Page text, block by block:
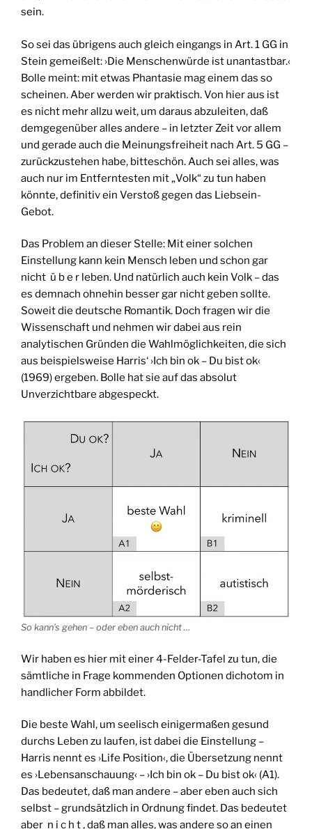
sein.
So sei das übrigens auch gleich eingangs in Art. 1 GG in
Stein gemeißelt: ›Die Menschenwürde ist unantastbar.‹
Bolle meint: mit etwas Phantasie mag einem das so
scheinen. Aber werden wir praktisch. Von hier aus ist
es nicht mehr allzu weit, um daraus abzuleiten, daß
demgegenüber alles andere – in letzter Zeit vor allem
und gerade auch die Meinungsfreiheit nach Art. 5 GG –
zurückzustehen habe, bitteschön. Auch sei alles, was
auch nur im Entferntesten mit „Volk“ zu tun haben
könnte, definitiv ein Verstoß gegen das Liebsein-
Gebot.
Das Problem an dieser Stelle: Mit einer solchen
Einstellung kann kein Mensch leben und schon gar
nicht ü b e r leben. Und natürlich auch kein Volk – das
es demnach ohnehin besser gar nicht geben sollte.
Soweit die deutsche Romantik. Doch fragen wir die
Wissenschaft und nehmen wir dabei aus rein
analytischen Gründen die Wahlmöglichkeiten, die sich
aus beispielsweise Harris‘ ›Ich bin ok – Du bist ok‹
(1969) ergeben. Bolle hat sie auf das absolut
Unverzichtbare abgespeckt.
So kann’s gehen – oder eben auch nicht …
Wir haben es hier mit einer 4-Felder-Tafel zu tun, die
sämtliche in Frage kommenden Optionen dichotom in
handlicher Form abbildet.
Die beste Wahl, um seelisch einigermaßen gesund
durchs Leben zu laufen, ist dabei die Einstellung –
Harris nennt es ›Life Position‹, die Übersetzung nennt
es ›Lebensanschauung‹ – ›Ich bin ok – Du bist ok‹ (A1).
Das bedeutet, daß man andere – aber eben auch sich
selbst – grundsätzlich in Ordnung findet. Das bedeutet
aber n i c h t , daß man alles, was andere so an einen